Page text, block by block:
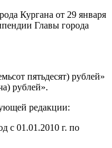
Кургана от 29 января
Главы города
пятьдесят) рублей»
рублей».
редакции:
с 01.01.2010 г. по